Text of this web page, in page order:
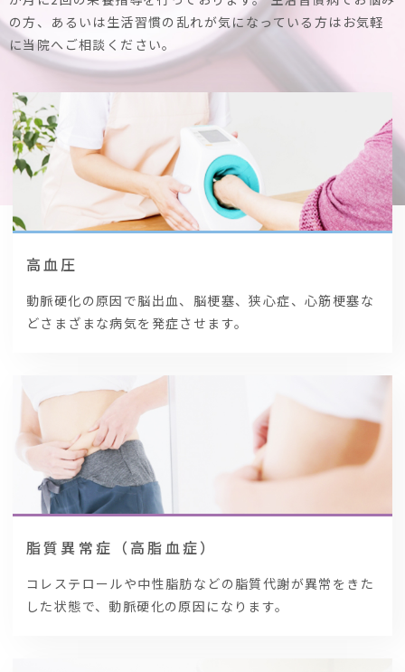
の方、あるいは生活習慣の乱れが気になっている方はお気軽
に当院へご相談ください。
高血圧
動脈硬化の原因で脳出血、脳梗塞、狭心症、心筋梗塞な
どさまざまな病気を発症させます。
脂質異常症（高脂血症）
コレステロールや中性脂肪などの脂質代謝が異常をきた
した状態で、動脈硬化の原因になります。